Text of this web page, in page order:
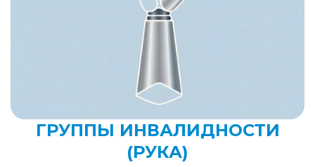
ГРУППЫ ИНВАЛИДНОСТИ
(РУКА)